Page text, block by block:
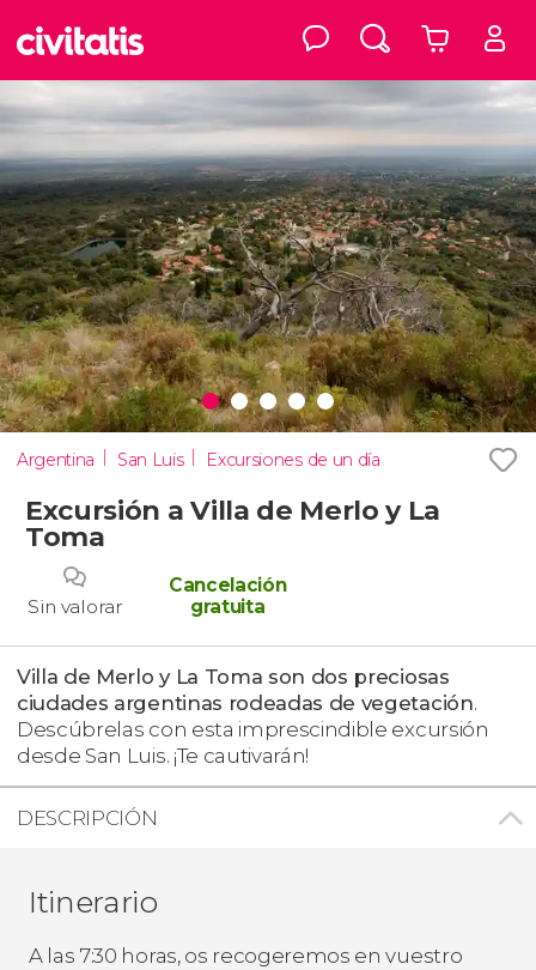
Argentina San Luis Excursiones de un día
Excursión a Villa de Merlo y La
Toma
Sin valorar
Cancelación
gratuita
Villa de Merlo y La Toma son dos preciosas
ciudades argentinas rodeadas de vegetación.
Descúbrelas con esta imprescindible excursión
desde San Luis. ¡Te cautivarán!
DESCRIPCIÓN
Itinerario
A las 7:30 horas, os recogeremos en vuestro